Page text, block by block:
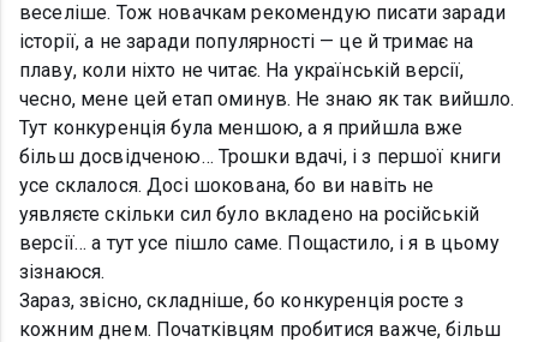
веселіше. Тож новачкам рекомендую писати заради
історії, а не заради популярності — це й тримає на
плаву, коли ніхто не читає. На українській версії,
чесно, мене цей етап оминув. Не знаю як так вийшло.
Тут конкуренція була меншою, а я прийшла вже
більш досвідченою… Трошки вдачі, і з першої книги
усе склалося. Досі шокована, бо ви навіть не
уявляєте скільки сил було вкладено на російській
версії… а тут усе пішло саме. Пощастило, і я в цьому
зізнаюся.
Зараз, звісно, складніше, бо конкуренція росте з
кожним днем. Початківцям пробитися важче, більш